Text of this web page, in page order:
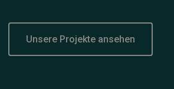
Unsere Projekte ansehen